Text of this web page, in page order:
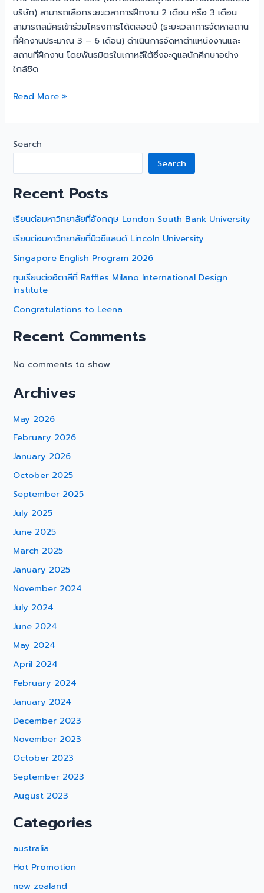
บริษัท) สามารถเลือกระยะเวลาการฝึกงาน 2 เดือน หรือ 3 เดือน
สามารถสมัครเข้าร่วมโครงการได้ตลอดปี (ระยะเวลาการจัดหาสถาน
ที่ฝึกงานประมาณ 3 – 6 เดือน) ดำเนินการจัดหาตำแหน่งงานและ
สถานที่ฝึกงาน โดยพันธมิตรในเกาหลีใต้ซึ่งจะดูแลนักศึกษาอย่าง
ใกล้ชิด
Read More »
Search
Search
Recent Posts
เรียนต่อมหาวิทยาลัยที่อังกฤษ London South Bank University
เรียนต่อมหาวิทยาลัยที่นิวซีแลนด์ Lincoln University
Singapore English Program 2026
ทุนเรียนต่ออิตาลีที่ Raffles Milano International Design
Institute
Congratulations to Leena
Recent Comments
No comments to show.
Archives
May 2026
February 2026
January 2026
October 2025
September 2025
July 2025
June 2025
March 2025
January 2025
November 2024
July 2024
June 2024
May 2024
April 2024
February 2024
January 2024
December 2023
November 2023
October 2023
September 2023
August 2023
Categories
australia
Hot Promotion
new zealand